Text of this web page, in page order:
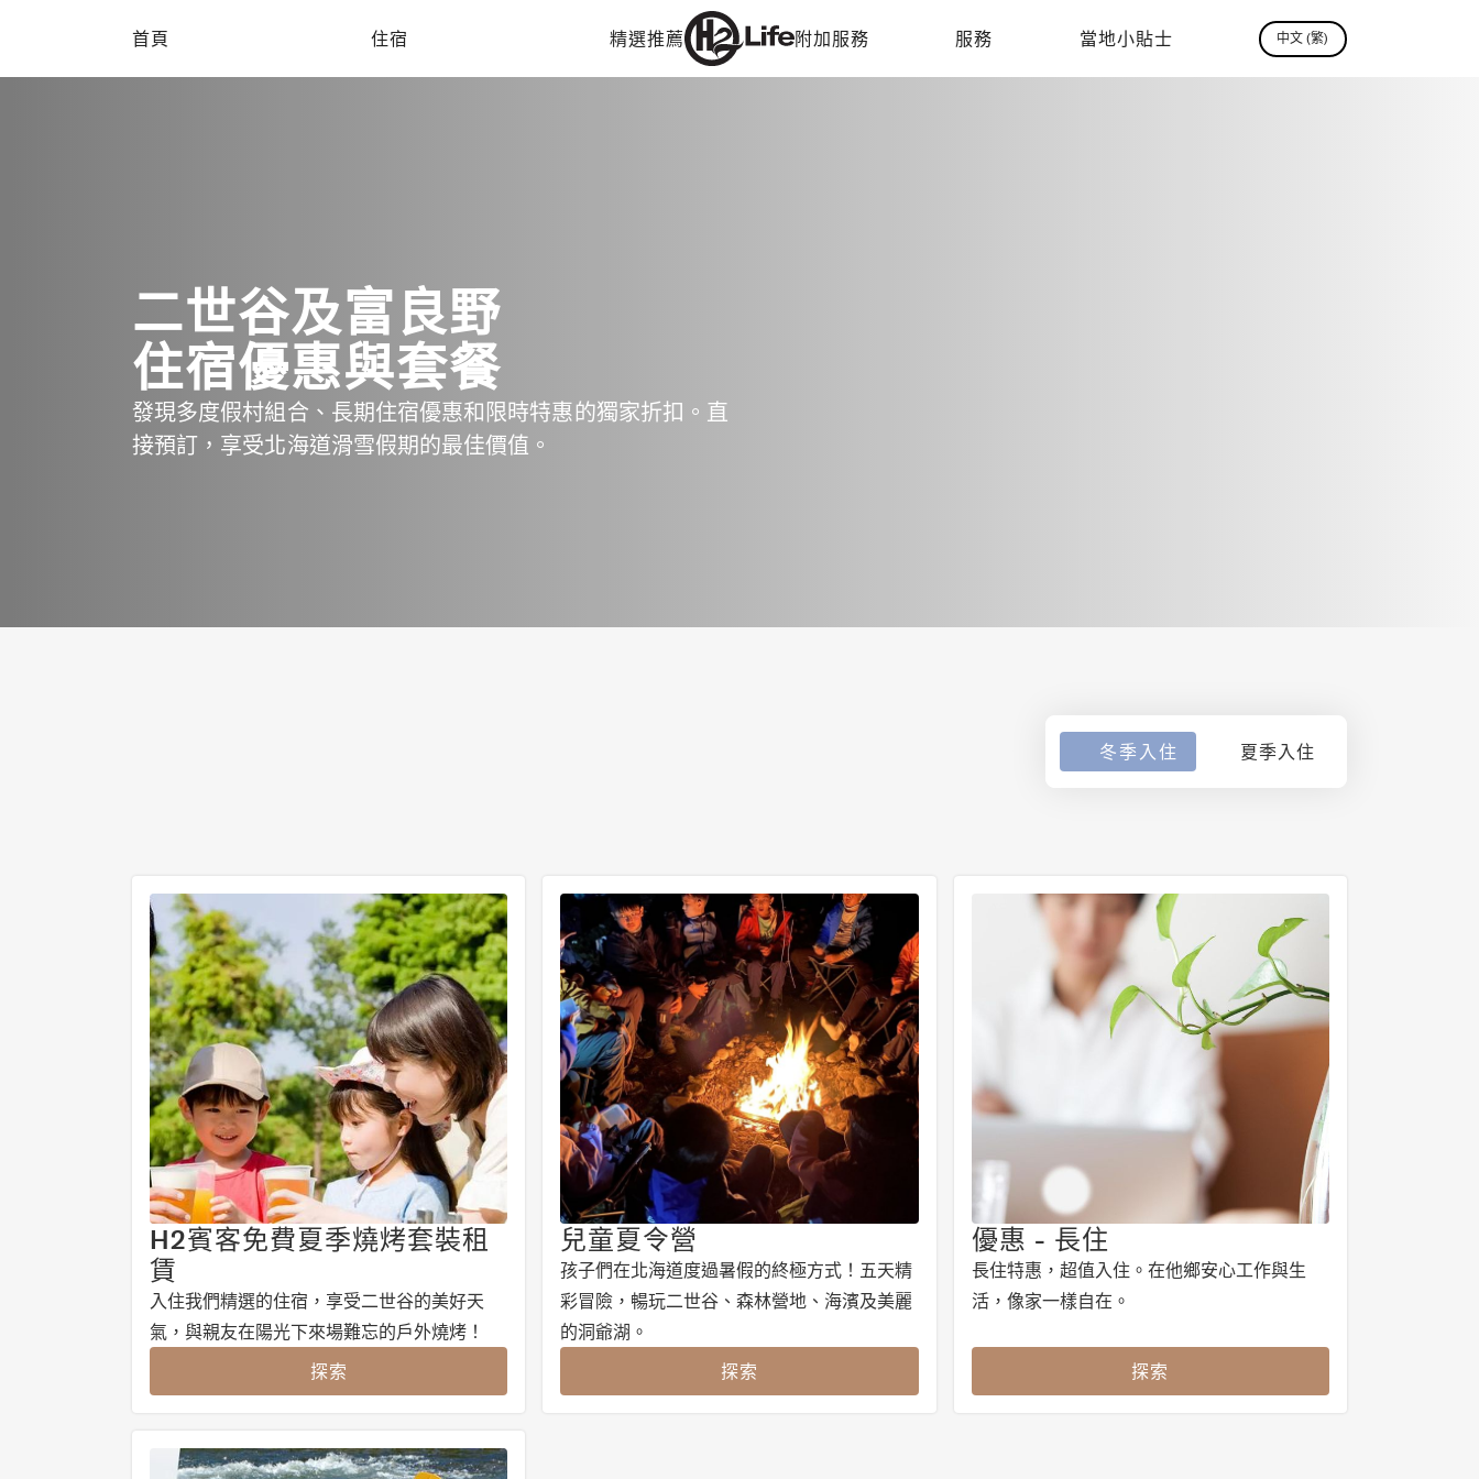
首頁 住宿 精選推薦 附加服務 服務 當地小貼士 中文 (繁)
二世谷及富良野
住宿優惠與套餐
發現多度假村組合、長期住宿優惠和限時特惠的獨家折扣。直
接預訂，享受北海道滑雪假期的最佳價值。
冬季入住 夏季入住
H2賓客免費夏季燒烤套裝租
賃
入住我們精選的住宿，享受二世谷的美好天
氣，與親友在陽光下來場難忘的戶外燒烤！
探索
兒童夏令營
孩子們在北海道度過暑假的終極方式！五天精
彩冒險，暢玩二世谷、森林營地、海濱及美麗
的洞爺湖。
探索
優惠 - 長住
長住特惠，超值入住。在他鄉安心工作與生
活，像家一樣自在。
探索